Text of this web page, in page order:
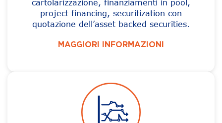
cartolarizzazione, finanziamenti in pool,
project financing, securitization con
quotazione dell’asset backed securities.
MAGGIORI INFORMAZIONI